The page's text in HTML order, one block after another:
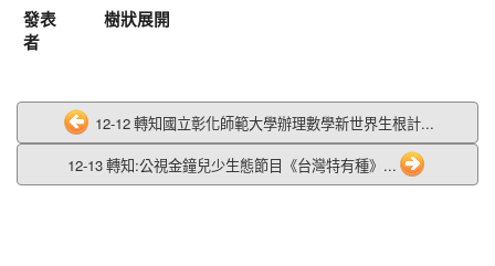
發表
者
樹狀展開
12-12 轉知國立彰化師範大學辦理數學新世界生根計...
12-13 轉知:公視金鐘兒少生態節目《台灣特有種》...